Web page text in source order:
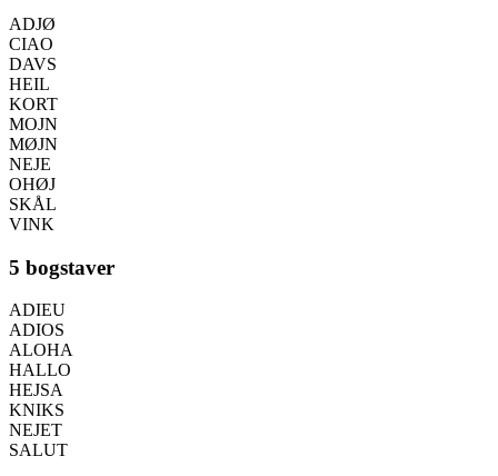
ADJØ
CIAO
DAVS
HEIL
KORT
MOJN
MØJN
NEJE
OHØJ
SKÅL
VINK
5 bogstaver
ADIEU
ADIOS
ALOHA
HALLO
HEJSA
KNIKS
NEJET
SALUT